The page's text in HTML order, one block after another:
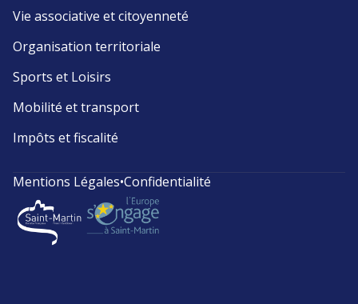
Vie associative et citoyenneté
Organisation territoriale
Sports et Loisirs
Mobilité et transport
Impôts et fiscalité
Mentions Légales•Confidentialité